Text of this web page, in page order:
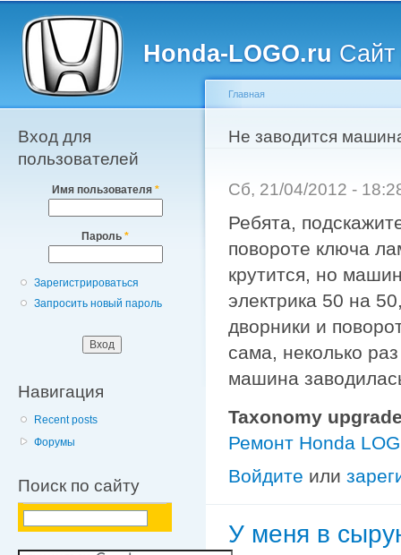
Honda-LOGO.ru Сайт
Главное меню
Вход для
пользователей
Имя пользователя *
Пароль *
Зарегистрироваться
Запросить новый пароль
Навигация
Recent posts
Форумы
Поиск по сайту
Вы здесь
Главная
Не заводится
Сб, 21/04/2012 -
Ребята,
повороте ключа
крутится, но
электрика 50 на
дворники и
сама, неколько
машина
Taxonomy
Ремонт Honda
Войдите или
У меня в